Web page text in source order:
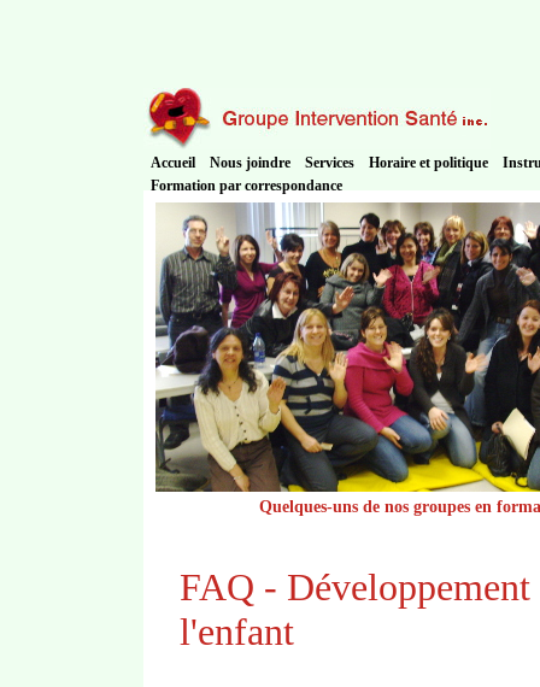
Accueil Nous joindre Services Horaire et politique
Formation par correspondance
Quelques-uns de nos groupes en
FAQ - Développement
l'enfant